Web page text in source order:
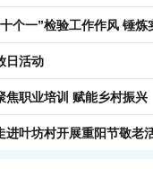
个一”检验工作作风 锤炼
日活动
焦职业培训 赋能乡村振兴
进叶坊村开展重阳节敬老